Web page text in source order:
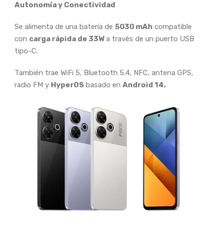
Autonomía y Conectividad
Se alimenta de una batería de 5030 mAh compatible
con carga rápida de 33Wa través de un puerto USB
tipo-C.
También trae WiFi 5, Bluetooth 5.4, NFC, antena GPS,
radio FM y HyperOS basado en Android 14.